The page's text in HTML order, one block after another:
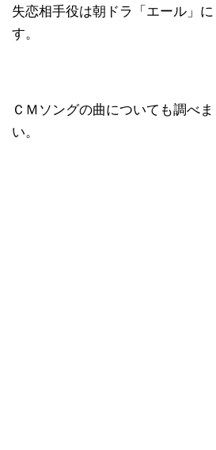
失恋相手役は朝ドラ「エール」
す。
ＣＭソングの曲についても調べ
い。